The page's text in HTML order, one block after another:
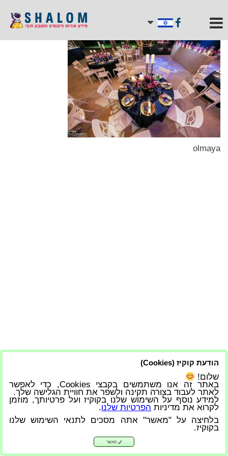
olmaya
הודעת קוקיז (Cookies)
שלום!
באתר זה אנו משתמשים בקבצי Cookies, כדי לאפשר
לאתר לעבוד בצורה תקינה ולשפר את חוויית הגלישה שלך.
למידע נוסף על השימוש שלנו בקוקיז ועל פרטיותך, מוזמן
לקרוא את מדיניות הפרטיות שלנו.
בלחיצה על "מאשר" אתה מסכים לתנאי השימוש שלנו
בקוקיז.
מאשר